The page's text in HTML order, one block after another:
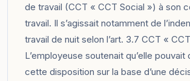
de travail (CCT « CCT Social ») à son
travail. Il s’agissait notamment de
travail de nuit selon l’art. 3.7 CCT «
L’employeuse soutenait qu’elle pouvait
cette disposition sur la base d’une